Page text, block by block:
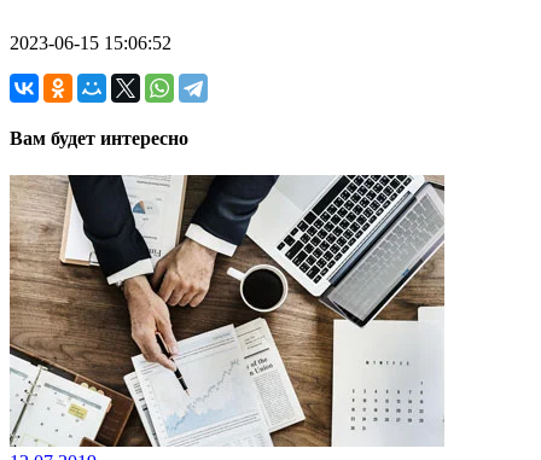
2023-06-15 15:06:52
Вам будет интересно